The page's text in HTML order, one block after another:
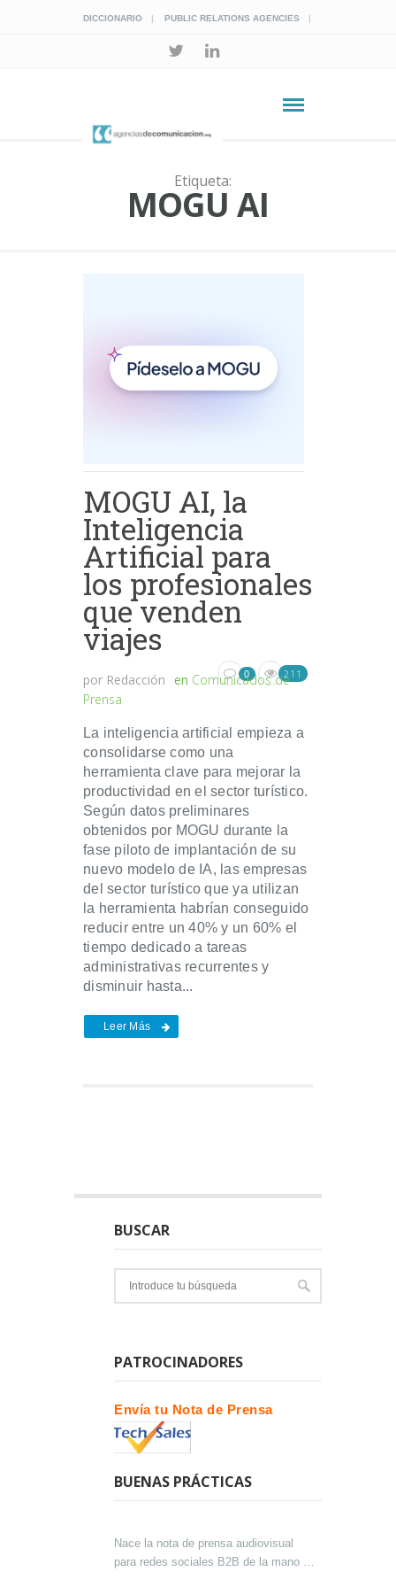
DICCIONARIO PUBLIC RELATIONS AGENCIES
Etiqueta:
MOGU AI
MOGU AI, la
Inteligencia
Artificial para
los profesionales
que venden
viajes
por Redacción en Comunicados de
Prensa
0 211
La inteligencia artificial empieza a
consolidarse como una
herramienta clave para mejorar la
productividad en el sector turístico.
Según datos preliminares
obtenidos por MOGU durante la
fase piloto de implantación de su
nuevo modelo de IA, las empresas
del sector turístico que ya utilizan
la herramienta habrían conseguido
reducir entre un 40% y un 60% el
tiempo dedicado a tareas
administrativas recurrentes y
disminuir hasta...
Leer Más
BUSCAR
PATROCINADORES
Envía tu Nota de Prensa
BUENAS PRÁCTICAS
Nace la nota de prensa audiovisual
para redes sociales B2B de la mano de